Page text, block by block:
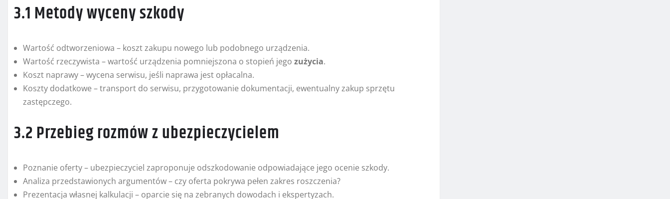
3.1 Metody wyceny szkody
Wartość odtworzeniowa – koszt zakupu nowego lub podobnego urządzenia.
Wartość rzeczywista – wartość urządzenia pomniejszona o stopień jego zużycia.
Koszt naprawy – wycena serwisu, jeśli naprawa jest opłacalna.
Koszty dodatkowe – transport do serwisu, przygotowanie dokumentacji, ewentualny zakup sprzętu
zastępczego.
3.2 Przebieg rozmów z ubezpieczycielem
Poznanie oferty – ubezpieczyciel zaproponuje odszkodowanie odpowiadające jego ocenie szkody.
Analiza przedstawionych argumentów – czy oferta pokrywa pełen zakres roszczenia?
Prezentacja własnej kalkulacji – oparcie się na zebranych dowodach i ekspertyzach.